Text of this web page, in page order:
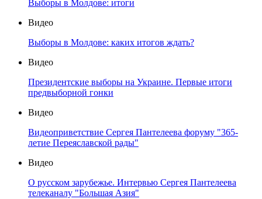
Выборы в Молдове: итоги
Видео
Выборы в Молдове: каких итогов ждать?
Видео
Президентские выборы на Украине. Первые итоги
предвыборной гонки
Видео
Видеоприветствие Сергея Пантелеева форуму "365-
летие Переяславской рады"
Видео
О русском зарубежье. Интервью Сергея Пантелеева
телеканалу "Большая Азия"